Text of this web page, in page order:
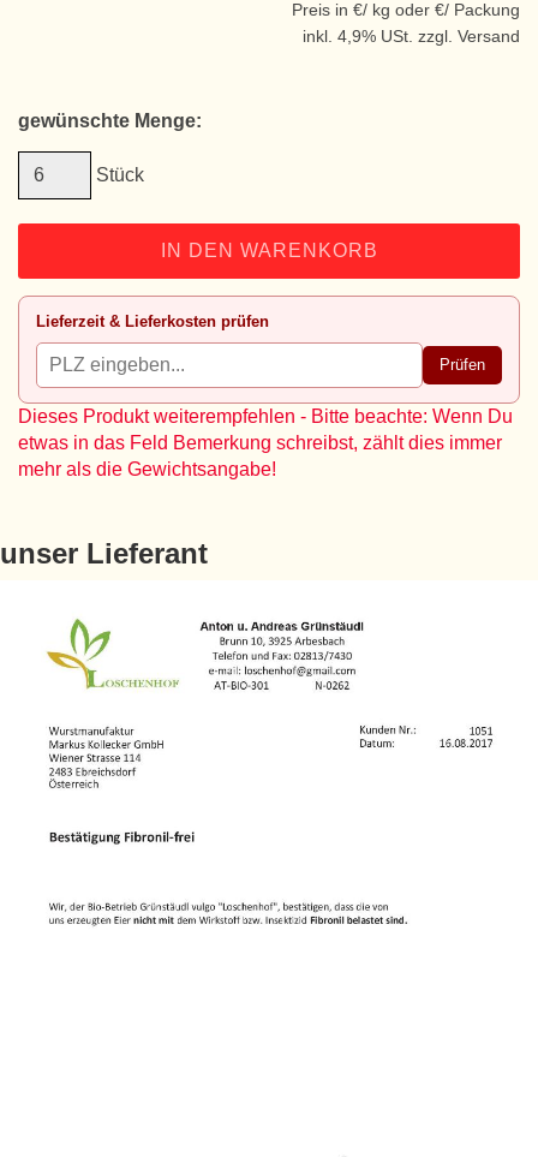
Preis in €/ kg oder €/ Packung
inkl. 4,9% USt. zzgl. Versand
gewünschte Menge:
Stück
IN DEN WARENKORB
Lieferzeit & Lieferkosten prüfen
Prüfen
Dieses Produkt weiterempfehlen - Bitte beachte: Wenn Du
etwas in das Feld Bemerkung schreibst, zählt dies immer
mehr als die Gewichtsangabe!
unser Lieferant